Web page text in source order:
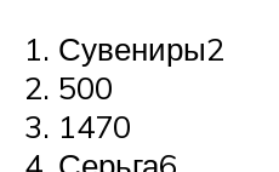
Сувениры2
500
1470